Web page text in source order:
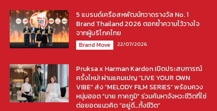
5 แบรนด์เครือสหพัฒน์กวาดรางวัล No. 1
Brand Thailand 2026 ตอกย้ำความไว้วางใจ
จากผู้บริโภคไทย
Brand Move 22/07/2026
Pruksa x Harman Kardon เปิดประสบการณ์
ครั้งใหม่! ผ่านแคมเปญ “LIVE YOUR OWN
VIBE” ส่ง “MELODY FILM SERIES” พร้อมควง
หนุ่มฮอต “มาย ภาคภูมิ” ร่วมค้นหาจังหวะชีวิตที่ใช่
ต่อยอดแนวคิด “อยู่ดี…ทั้งชีวิต”